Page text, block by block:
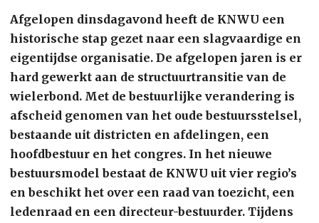
Afgelopen dinsdagavond heeft de KNWU een
historische stap gezet naar een slagvaardige en
eigentijdse organisatie. De afgelopen jaren is er
hard gewerkt aan de structuurtransitie van de
wielerbond. Met de bestuurlijke verandering is
afscheid genomen van het oude bestuursstelsel,
bestaande uit districten en afdelingen, een
hoofdbestuur en het congres. In het nieuwe
bestuursmodel bestaat de KNWU uit vier regio’s
en beschikt het over een raad van toezicht, een
ledenraad en een directeur-bestuurder. Tijdens